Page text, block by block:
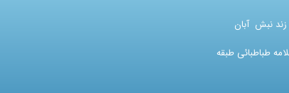
زند نبش آبان
طباطبائی طبقه